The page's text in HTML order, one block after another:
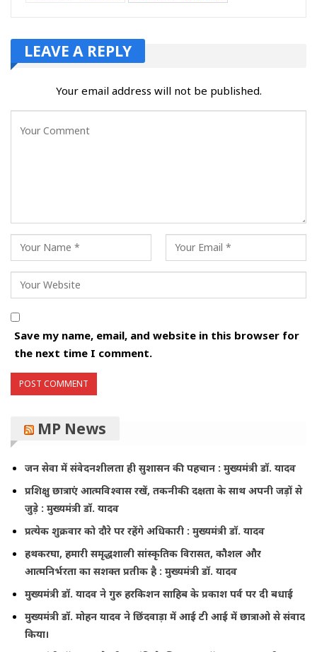
LEAVE A REPLY
Your email address will not be published.
Save my name, email, and website in this browser for
the next time I comment.
MP News
जन सेवा में संवेदनशीलता ही सुशासन की पहचान : मुख्यमंत्री डॉ. यादव
प्रशिक्षु छात्राएं आत्मविश्वास रखें, तकनीकी दक्षता के साथ अपनी जड़ों से
जुड़े : मुख्यमंत्री डॉ. यादव
प्रत्येक शुक्रवार को दौरे पर रहेंगे अधिकारी : मुख्यमंत्री डॉ. यादव
हथकरघा, हमारी समृद्धशाली सांस्कृतिक विरासत, कौशल और
आत्मनिर्भरता का सशक्त प्रतीक है : मुख्यमंत्री डॉ. यादव
मुख्यमंत्री डॉ. यादव ने गुरु हरकिशन साहिब के प्रकाश पर्व पर दी बधाई
मुख्यमंत्री डॉ. मोहन यादव ने छिंदवाड़ा में आई टी आई में छात्राओ से संवाद
किया।